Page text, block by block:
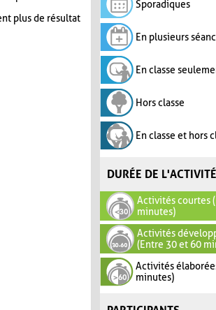
Sporadiques
En plusieurs
En classe
Hors classe
En classe et hors
DURÉE DE L'ACTIVITÉ
Activités courtes
minutes)
Activités
(Entre 30 et 60
Activités
minutes)
plus de résultat